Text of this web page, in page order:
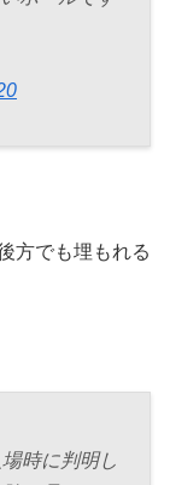
方でも埋もれる
時に判明し